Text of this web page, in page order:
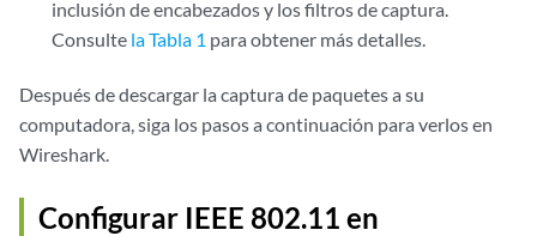
inclusión de encabezados y los filtros de captura.
Consulte la Tabla 1 para obtener más detalles.
Después de descargar la captura de paquetes a su
computadora, siga los pasos a continuación para verlos en
Wireshark.
Configurar IEEE 802.11 en